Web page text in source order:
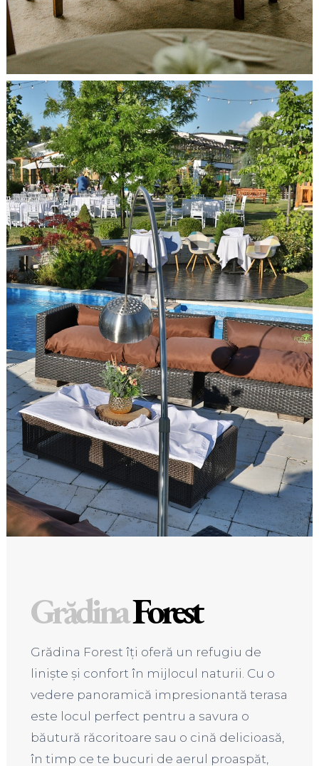
GrădinaForest
Grădina Forest îți oferă un refugiu de
liniște și confort în mijlocul naturii. Cu o
vedere panoramică impresionantă terasa
este locul perfect pentru a savura o
băutură răcoritoare sau o cină delicioasă,
în timp ce te bucuri de aerul proaspăt,